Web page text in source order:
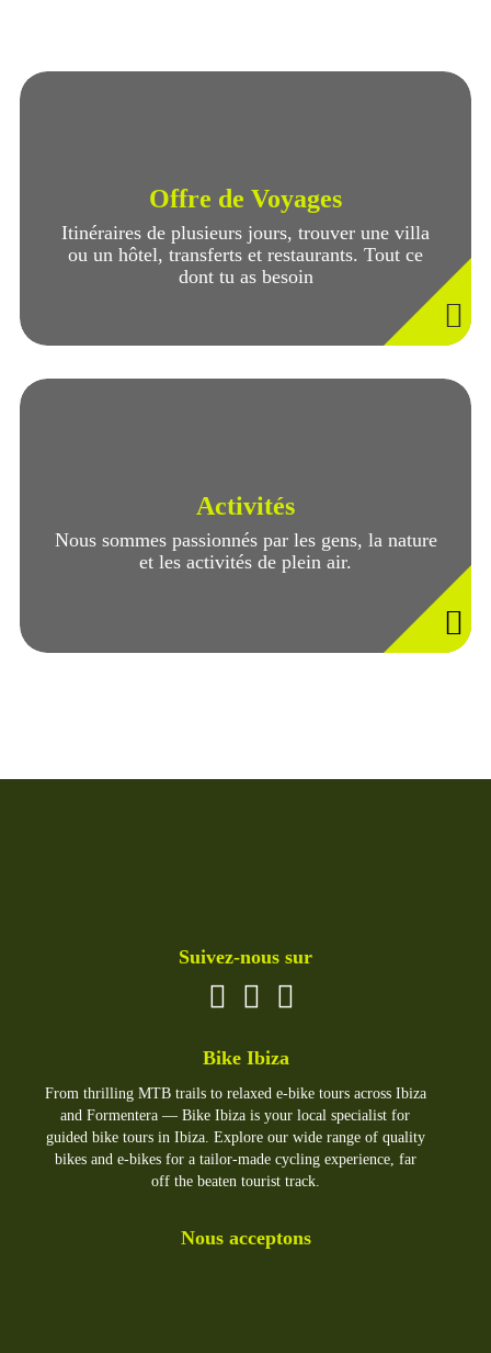
Offre de Voyages
Itinéraires de plusieurs jours, trouver une villa
ou un hôtel, transferts et restaurants. Tout ce
dont tu as besoin
Activités
Nous sommes passionnés par les gens, la nature
et les activités de plein air.
Suivez-nous sur
Bike Ibiza
From thrilling MTB trails to relaxed e-bike tours across Ibiza
and Formentera — Bike Ibiza is your local specialist for
guided bike tours in Ibiza. Explore our wide range of quality
bikes and e-bikes for a tailor-made cycling experience, far
off the beaten tourist track.
Nous acceptons